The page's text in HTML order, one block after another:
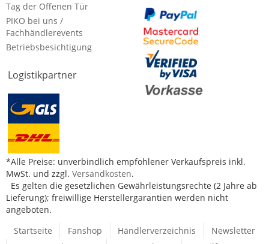
Tag der Offenen Tür
PIKO bei uns /
Fachhändlerevents
Betriebsbesichtigung
Logistikpartner
*Alle Preise: unverbindlich empfohlener Verkaufspreis inkl.
MwSt. und zzgl. Versandkosten.
Es gelten die gesetzlichen Gewährleistungsrechte (2 Jahre ab
Lieferung); freiwillige Herstellergarantien werden nicht
angeboten.
Startseite
Fanshop Händlerverzeichnis
Newsletter